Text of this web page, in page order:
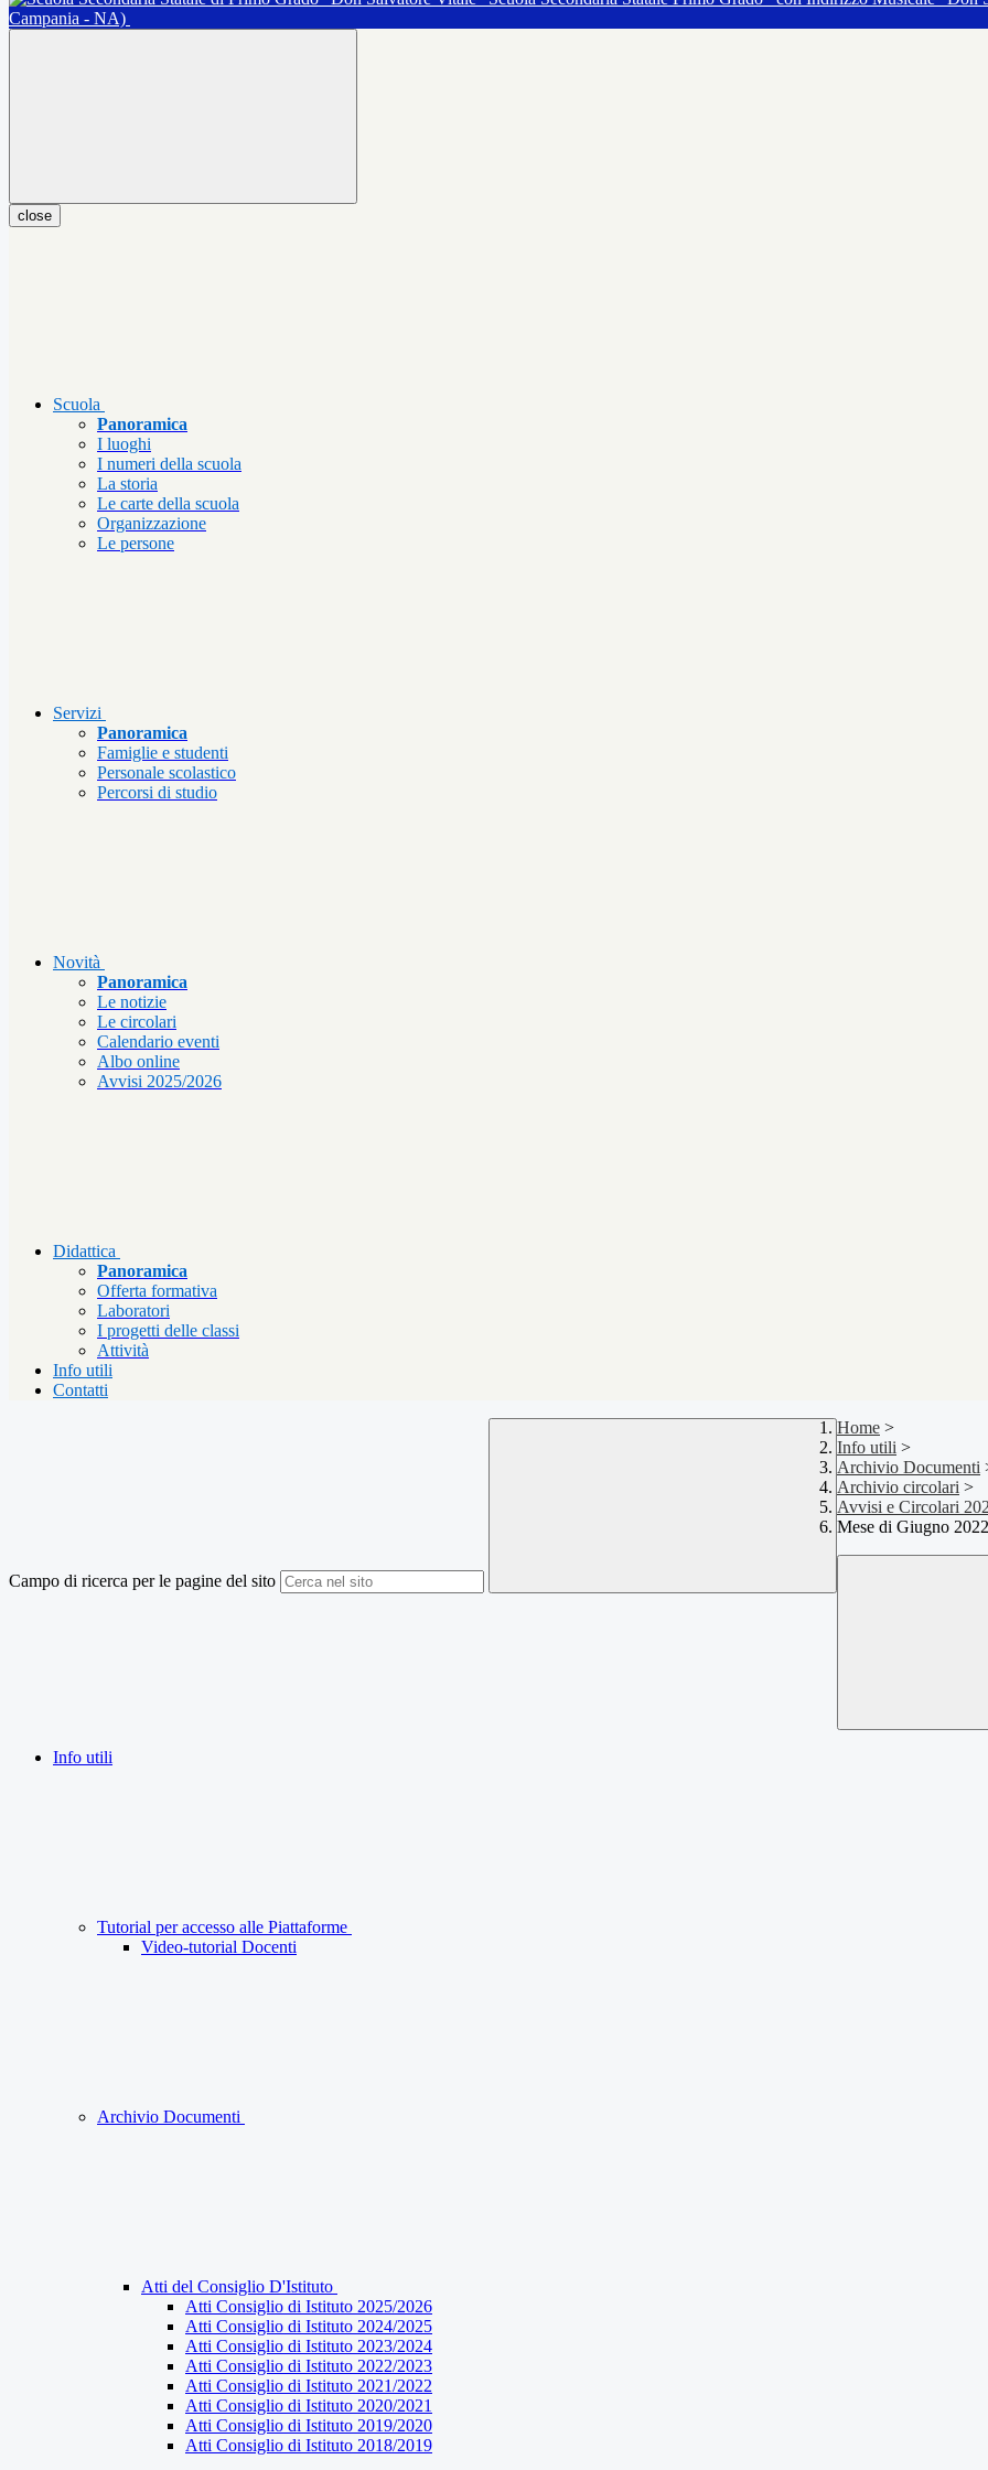
Campania - NA)
close
Scuola
Panoramica
I luoghi
I numeri della scuola
La storia
Le carte della scuola
Organizzazione
Le persone
Servizi
Panoramica
Famiglie e studenti
Personale scolastico
Percorsi di studio
Novità
Panoramica
Le notizie
Le circolari
Calendario eventi
Albo online
Avvisi 2025/2026
Didattica
Panoramica
Offerta formativa
Laboratori
I progetti delle classi
Attività
Info utili
Contatti
Campo di ricerca per le pagine del sito
Home >
Info utili >
Archivio Documenti
Archivio circolari >
Avvisi e Circolari
Mese di Giugno 2022
Info utili
Tutorial per accesso alle Piattaforme
Video-tutorial Docenti
Archivio Documenti
Atti del Consiglio D'Istituto
Atti Consiglio di Istituto 2025/2026
Atti Consiglio di Istituto 2024/2025
Atti Consiglio di Istituto 2023/2024
Atti Consiglio di Istituto 2022/2023
Atti Consiglio di Istituto 2021/2022
Atti Consiglio di Istituto 2020/2021
Atti Consiglio di Istituto 2019/2020
Atti Consiglio di Istituto 2018/2019